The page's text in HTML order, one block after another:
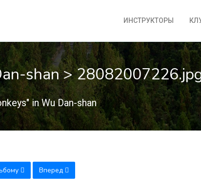
ИНСТРУКТОРЫ
shan >
in Wu Dan-shan
Вперед